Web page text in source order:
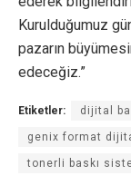
Kurulduğumuz
pazarın
edeceğiz.”
Etiketler: dijital
genix format
tonerli baskı